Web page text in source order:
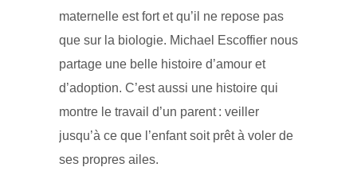
maternelle est fort et qu’il ne repose pas
que sur la biologie. Michael Escoffier nous
partage une belle histoire d’amour et
d’adoption. C’est aussi une histoire qui
montre le travail d’un parent : veiller
jusqu’à ce que l’enfant soit prêt à voler de
ses propres ailes.